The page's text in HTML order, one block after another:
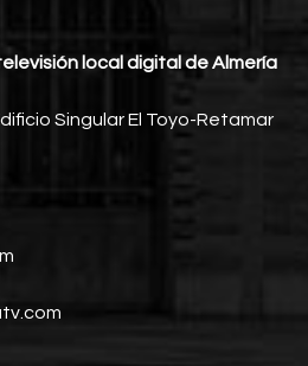
local digital de Almería
Singular El Toyo-Retamar